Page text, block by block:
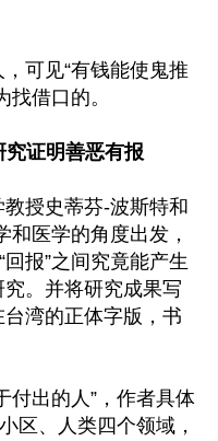
可见“有钱能使鬼推
借口的。
证明善恶有报
授史蒂芬-波斯特和
和医学的角度出发，
报”之间究竟能产生
。并将研究成果写
湾的正体字版，书
付出的人”，作者具体
区、人类四个领域，